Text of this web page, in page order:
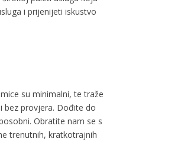
i prijenijeti iskustvo
su minimalni, te traže
bez provjera. Dođite do
Obratite nam se s
trenutnih, kratkotrajnih